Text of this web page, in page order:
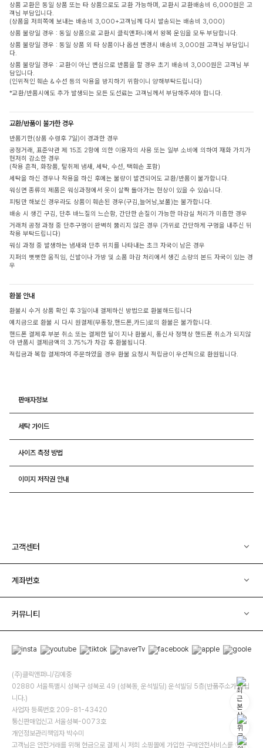
상품 교환은 동일 상품 또는 타 상품으로도 교환 가능하며, 교환시 교환배송비 6,000원은 고
객님 부담입니다.
(상품을 저희쪽에 보내는 배송비 3,000+고객님께 다시 발송되는 배송비 3,000)
상품 불량일 경우 : 동일 상품으로 교환시 클릭앤퍼니에서 왕복 운임을 모두 부담합니다.
상품 불량일 경우 : 동일 상품 외 타 상품이나 옵션 변경시 배송비 3,000원 고객님 부담입니
다.
상품 불량일 경우 : 교환이 아닌 변심으로 반품을 할 경우 초기 배송비 3,000원은 고객님 부
담입니다.
(인위적인 훼손 & 수선 등의 악용을 방지하기 위함이니 양해부탁드립니다)
*교환/반품시에도 추가 발생되는 모든 도선료는 고객님께서 부담해주셔야 합니다.
교환/반품이 불가한 경우
반품기한(상품 수령후 7일)이 경과한 경우
공정거래, 표준약관 제 15조 2항에 의한 이용자의 사용 또는 일부 소비에 의하여 재화 가치가
현저히 감소한 경우
(착용 흔적, 화장품, 탈취제 냄새, 세탁, 수선, 택훼손 포함)
세탁을 하신 경우나 착용을 하신 후에는 불량이 발견되어도 교환/반품이 불가합니다.
워싱면 종류의 제품은 워싱과정에서 옷이 살짝 돌아가는 현상이 있을 수 있습니다.
피팅만 해보신 경우라도 상품이 훼손된 경우(구김,늘어남,보풀)는 불가합니다.
배송 시 생긴 구김, 단추 바느질의 느슨함, 간단한 손질이 가능한 마감실 처리가 미흡한 경우
거래처 공정 과정 중 단추구멍이 완벽히 뚫리지 않은 경우 (가위로 간단하게 구멍을 내주신 뒤
착용 부탁드립니다)
워싱 과정 중 발생하는 냄새와 단추 위치를 나타내는 초크 자국이 남은 경우
지퍼의 뻣뻣한 움직임, 신발이나 가방 및 소품 마감 처리에서 생긴 소량의 본드 자국이 있는 경
우
환불 안내
환불시 수거 상품 확인 후 3일이내 결제하신 방법으로 환불해드립니다
예치금으로 환불 시 다시 원결제(무통장,핸드폰,카드)로의 환불은 불가합니다.
핸드폰 결제후 부분 취소 또는 결제한 달이 지나 환불시, 통신사 정책상 핸드폰 취소가 되지않
아 반품시 결제금액의 3.75%가 차감 후 환불됩니다.
적립금과 복합 결제하여 주문하였을 경우 환불 요청시 적립금이 우선적으로 환원됩니다.
판매자정보
세탁 가이드
사이즈 측정 방법
이미지 저작권 안내
고객센터
계좌번호
커뮤니티
(주)클릭앤퍼니/김예중
02880 서울특별시 성북구 성북로 49 (성북동, 운석빌딩) 운석빌딩 5층(반품주소가 아닙
니다.)
사업자 등록번호 209-81-43420
통신판매업신고 서울성북-0073호
개인정보관리책임자 박수미
고객님은 안전거래를 위해 현금으로 결제 시 저희 소핑몰에 가입한 구매안전서비스를 이용